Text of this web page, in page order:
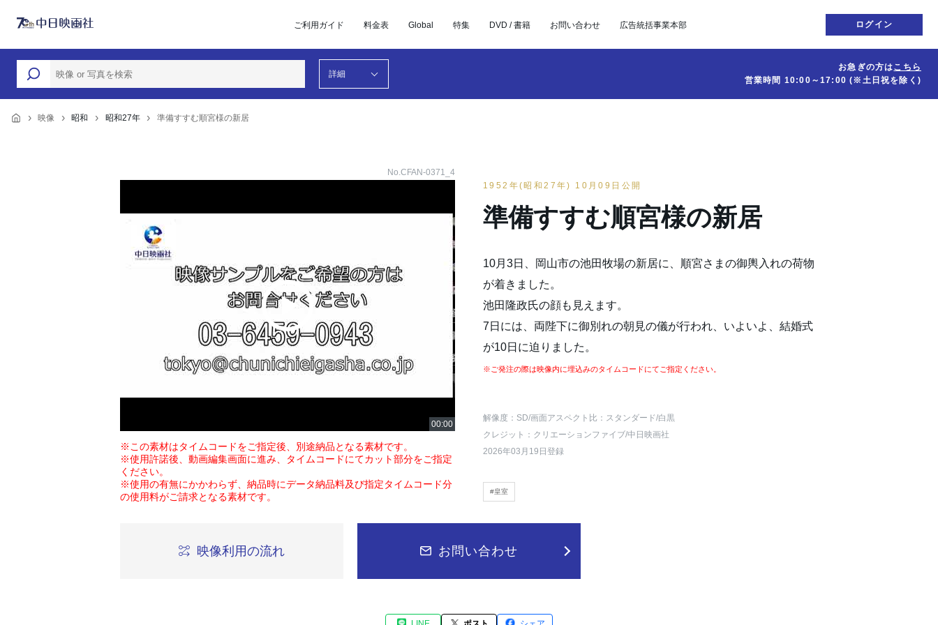
ご利用ガイド 料金表 Global 特集 DVD / 書籍 お問い合わせ 広告統括事業本部 ログイン
詳細
お急ぎの方はこちら
営業時間 10:00～17:00(※土日祝を除く)
映像 昭和 昭和27年 準備すすむ順宮様の新居
No.CFAN-0371_4
※この素材はタイムコードをご指定後、別途納品となる素材です。
※使用許諾後、動画編集画面に進み、タイムコードにてカット部分をご指定
ください。
※使用の有無にかかわらず、納品時にデータ納品料及び指定タイムコード分
の使用料がご請求となる素材です。
1952年(昭和27年) 10月09日公開
準備すすむ順宮様の新居
10月3日、岡山市の池田牧場の新居に、順宮さまの御輿入れの荷物
が着きました。
池田隆政氏の顔も見えます。
7日には、両陛下に御別れの朝見の儀が行われ、いよいよ、結婚式
が10日に迫りました。
※ご発注の際は映像内に埋込みのタイムコードにてご指定ください。
解像度：SD/画面アスペクト比：スタンダード/白黒
クレジット：クリエーションファイブ/中日映画社
2026年03月19日登録
#皇室
映像利用の流れ お問い合わせ